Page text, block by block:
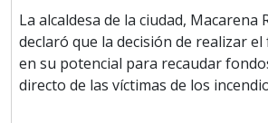
La alcaldesa de la ciudad, Macarena
declaró que la decisión de realizar el
en su potencial para recaudar
directo de las víctimas de los